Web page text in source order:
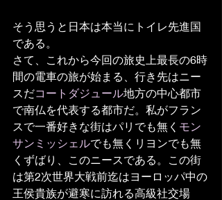
そう思うと日本は本当にトイレ先進国
である。
さて、これから今回の旅史上最長の6時
間の電車の旅が始まる、行き先はニー
スだコートダジュール地方の中心都市
で南仏を代表する都市だ。私がフラン
スで一番好きな街はパリでも無く モン
サンミッシェルでも無くリヨンでも無
くずばり、このニースである。この街
は第2次世界大戦前迄はヨーロッパ中の
王侯貴族が避寒に訪れる高級社交場